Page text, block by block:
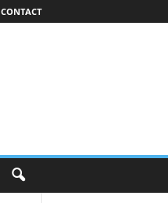
CONTACT